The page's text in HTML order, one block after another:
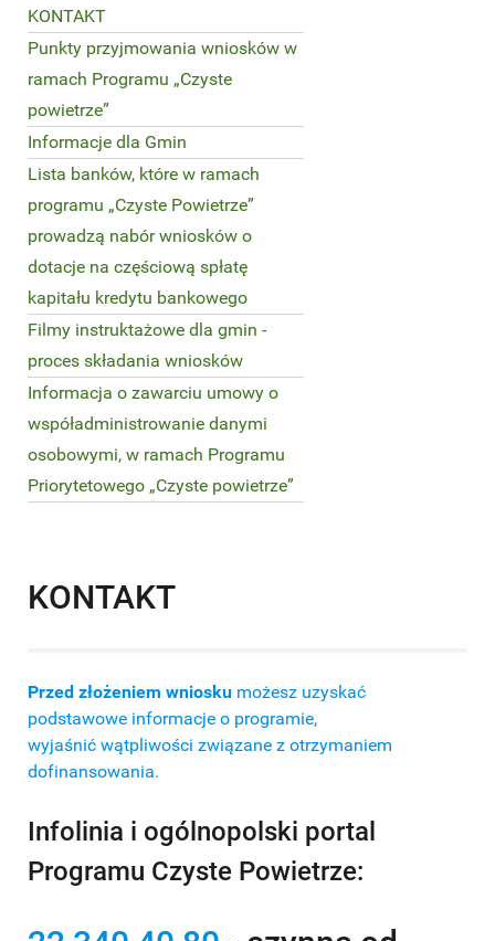
KONTAKT
Punkty przyjmowania wniosków w
ramach Programu „Czyste
powietrze”
Informacje dla Gmin
Lista banków, które w ramach
programu „Czyste Powietrze”
prowadzą nabór wniosków o
dotacje na częściową spłatę
kapitału kredytu bankowego
Filmy instruktażowe dla gmin -
proces składania wniosków
Informacja o zawarciu umowy o
współadministrowanie danymi
osobowymi, w ramach Programu
Priorytetowego „Czyste powietrze”
KONTAKT
Przed złożeniem wniosku możesz uzyskać
podstawowe informacje o programie,
wyjaśnić wątpliwości związane z otrzymaniem
dofinansowania.
Infolinia i ogólnopolski portal
Programu Czyste Powietrze: